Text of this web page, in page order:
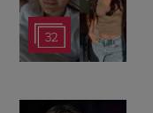
32